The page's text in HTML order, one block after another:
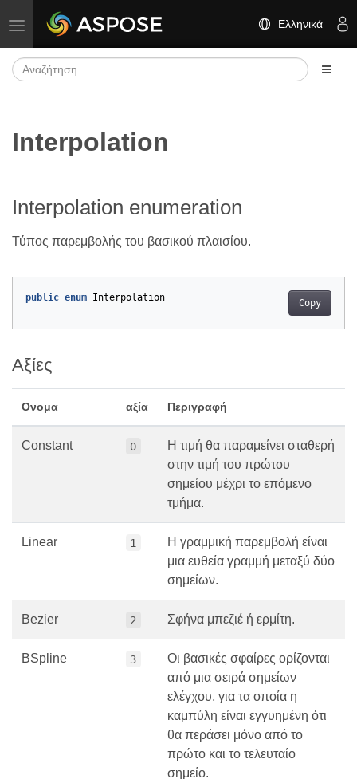
Εναλλαγή πλοήγησης Ελληνικά
Interpolation
Interpolation enumeration
Τύπος παρεμβολής του βασικού πλαισίου.
Copy
public enum Interpolation
Αξίες
Ονομα αξία Περιγραφή
Constant 0
Η τιμή θα παραμείνει σταθερή
στην τιμή του πρώτου
σημείου μέχρι το επόμενο
τμήμα.
Linear 1
Η γραμμική παρεμβολή είναι
μια ευθεία γραμμή μεταξύ δύο
σημείων.
Bezier 2 Σφήνα μπεζιέ ή ερμίτη.
BSpline 3
Οι βασικές σφαίρες ορίζονται
από μια σειρά σημείων
ελέγχου, για τα οποία η
καμπύλη είναι εγγυημένη ότι
θα περάσει μόνο από το
πρώτο και το τελευταίο
σημείο.